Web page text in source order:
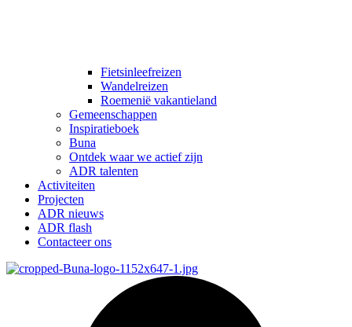
Fietsinleefreizen
Wandelreizen
Roemenië vakantieland
Gemeenschappen
Inspiratieboek
Buna
Ontdek waar we actief zijn
ADR talenten
Activiteiten
Projecten
ADR nieuws
ADR flash
Contacteer ons